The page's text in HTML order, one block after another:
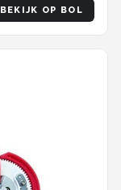
BEKIJK OP BOL